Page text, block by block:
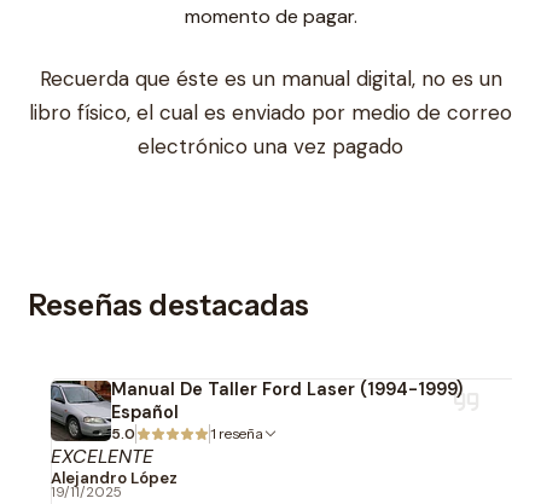
momento de pagar.
Recuerda que éste es un manual digital, no es un
libro físico, el cual es enviado por medio de correo
electrónico una vez pagado
Reseñas destacadas
Manual De Taller Ford Laser (1994-1999)
Español
5.0 1 reseña
EXCELENTE
Alejandro López
19/11/2025